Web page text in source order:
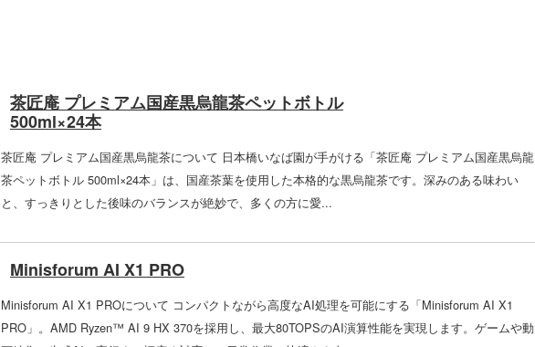
茶匠庵 プレミアム国産黒烏龍茶ペットボトル
500ml×24本
茶匠庵 プレミアム国産黒烏龍茶について 日本橋いなば園が手がける「茶匠庵 プレミアム国産黒烏龍
茶ペットボトル 500ml×24本」は、国産茶葉を使用した本格的な黒烏龍茶です。深みのある味わい
と、すっきりとした後味のバランスが絶妙で、多くの方に愛...
Minisforum AI X1 PRO
Minisforum AI X1 PROについて コンパクトながら高度なAI処理を可能にする「Minisforum AI X1
PRO」。AMD Ryzen™ AI 9 HX 370を採用し、最大80TOPSのAI演算性能を実現します。ゲームや動